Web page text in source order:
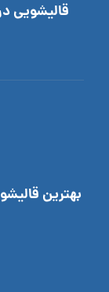
قالیشویی
بهترین